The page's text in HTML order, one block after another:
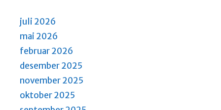
juli 2026
mai 2026
februar 2026
desember 2025
november 2025
oktober 2025